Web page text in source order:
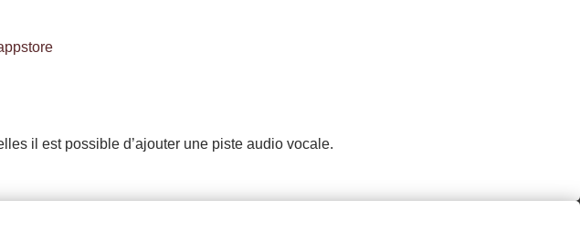
il est possible d’ajouter une piste audio vocale.